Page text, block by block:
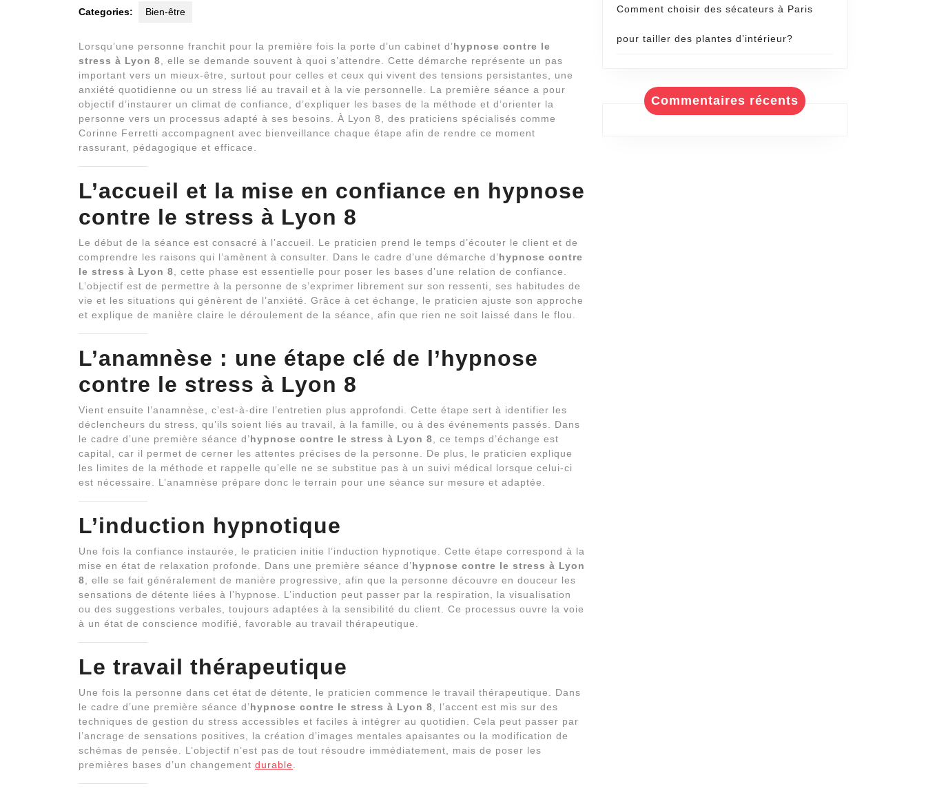
Categories: Bien-être
Lorsqu’une personne franchit pour la première fois la porte d’un cabinet d’hypnose contre le
stress à Lyon 8 , elle se demande souvent à quoi s’attendre. Cette démarche représente un pas
important vers un mieux-être, surtout pour celles et ceux qui vivent des tensions persistantes, une
anxiété quotidienne ou un stress lié au travail et à la vie personnelle. La première séance a pour
objectif d’instaurer un climat de confiance, d’expliquer les bases de la méthode et d’orienter la
personne vers un processus adapté à ses besoins. À Lyon 8, des praticiens spécialisés comme
Corinne Ferretti accompagnent avec bienveillance chaque étape afin de rendre ce moment
rassurant, pédagogique et efficace.
L’accueil et la mise en confiance en hypnose
contre le stress à Lyon 8
Le début de la séance est consacré à l’accueil. Le praticien prend le temps d’écouter le client et de
comprendre les raisons qui l’amènent à consulter. Dans le cadre d’une démarche d’hypnose contre
le stress à Lyon 8 , cette phase est essentielle pour poser les bases d’une relation de confiance.
L’objectif est de permettre à la personne de s’exprimer librement sur son ressenti, ses habitudes de
vie et les situations qui génèrent de l’anxiété. Grâce à cet échange, le praticien ajuste son approche
et explique de manière claire le déroulement de la séance, afin que rien ne soit laissé dans le flou.
L’anamnèse : une étape clé de l’hypnose
contre le stress à Lyon 8
Vient ensuite l’anamnèse, c’est-à-dire l’entretien plus approfondi. Cette étape sert à identifier les
déclencheurs du stress, qu’ils soient liés au travail, à la famille, ou à des événements passés. Dans
le cadre d’une première séance d’hypnose contre le stress à Lyon 8 , ce temps d’échange est
capital, car il permet de cerner les attentes précises de la personne. De plus, le praticien explique
les limites de la méthode et rappelle qu’elle ne se substitue pas à un suivi médical lorsque celui-ci
est nécessaire. L’anamnèse prépare donc le terrain pour une séance sur mesure et adaptée.
L’induction hypnotique
Une fois la confiance instaurée, le praticien initie l’induction hypnotique. Cette étape correspond à la
mise en état de relaxation profonde. Dans une première séance d’hypnose contre le stress à Lyon
8 , elle se fait généralement de manière progressive, afin que la personne découvre en douceur les
sensations de détente liées à l’hypnose. L’induction peut passer par la respiration, la visualisation
ou des suggestions verbales, toujours adaptées à la sensibilité du client. Ce processus ouvre la voie
à un état de conscience modifié, favorable au travail thérapeutique.
Le travail thérapeutique
Une fois la personne dans cet état de détente, le praticien commence le travail thérapeutique. Dans
le cadre d’une première séance d’hypnose contre le stress à Lyon 8 , l’accent est mis sur des
techniques de gestion du stress accessibles et faciles à intégrer au quotidien. Cela peut passer par
l’ancrage de sensations positives, la création d’images mentales apaisantes ou la modification de
schémas de pensée. L’objectif n’est pas de tout résoudre immédiatement, mais de poser les
premières bases d’un changement durable
Comment choisir des sécateurs à Paris
pour tailler des plantes d’intérieur?
Commentaires récents